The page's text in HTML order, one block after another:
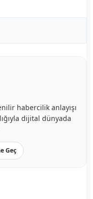
habercilik anlayışı
dijital dünyada
Geç